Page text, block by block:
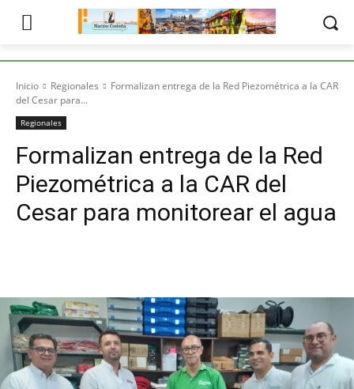
Inicio Regionales
Formalizan entrega de la Red Piezométrica a la CAR
del Cesar para...
Regionales
Formalizan entrega de la Red
Piezométrica a la CAR del
Cesar para monitorear el agua